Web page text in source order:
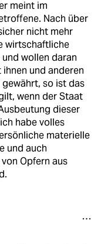
meint im
Nach über
nicht mehr
wirtschaftliche
wollen daran
und anderen
so ist das
wenn der Staat
dieser
habe volles
materielle
und auch
Opfern aus